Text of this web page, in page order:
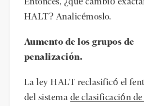
Entonces, ¿qué cambió
HALT? Analicémoslo.
Aumento de los grupos de
penalización.
La ley HALT reclasificó el
del sistema de clasificación de